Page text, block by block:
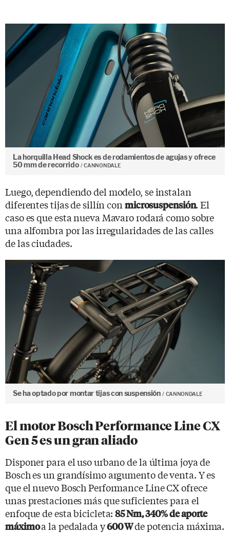
La horquilla Head Shock es de rodamientos de agujas y ofrece
50 mm de recorrido
CANNONDALE
Luego, dependiendo del modelo, se instalan
diferentes tijas de sillín con microsuspensión. El
caso es que esta nueva Mavaro rodará como sobre
una alfombra por las irregularidades de las calles
de las ciudades.
Se ha optado por montar tijas con suspensión CANNONDALE
El motor Bosch Performance Line CX
Gen 5 es un gran aliado
Disponer para el uso urbano de la última joya de
Bosch es un grandísimo argumento de venta. Y es
que el nuevo Bosch Performance Line CX ofrece
unas prestaciones más que suficientes para el
enfoque de esta bicicleta:85 Nm, 340% de aporte
máximoa la pedalada y600 Wde potencia máxima.